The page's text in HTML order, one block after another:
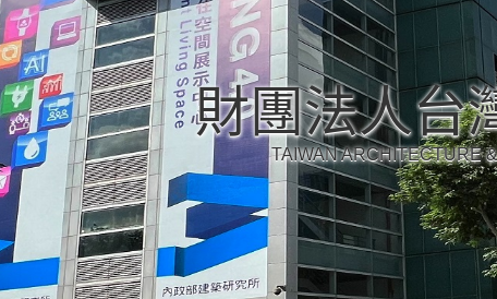
財團法人台
TAIWAN ARCHITECTURE